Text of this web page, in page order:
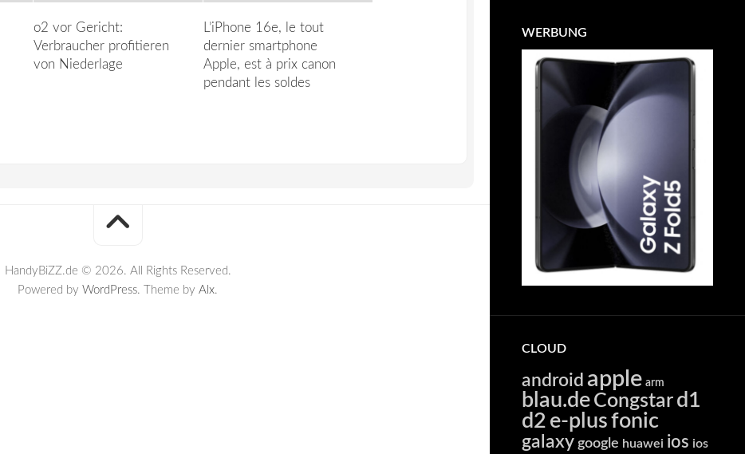
WERBUNG
CLOUD
android apple arm
blau.de Congstar d1
d2 e-plusfonic
galaxy google huawei ios ios
o2 vor Gericht:
Verbraucher profitieren
von Niederlage
L’iPhone 16e, le tout
dernier smartphone
Apple, est à prix canon
pendant les soldes
HandyBiZZ.de © 2026. All Rights Reserved.
Powered by WordPress. Theme by Alx.